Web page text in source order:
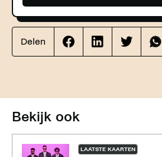
Delen
Effenaar
op
Effenaar
op
Effenaar
op
Bekijk ook
LAATSTE KAARTEN